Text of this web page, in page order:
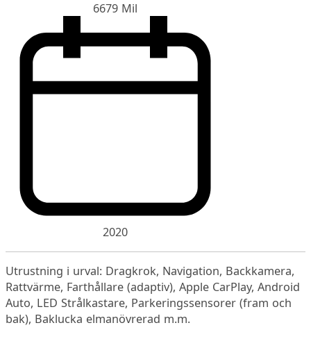
6679 Mil
2020
Utrustning i urval: Dragkrok, Navigation, Backkamera,
Rattvärme, Farthållare (adaptiv), Apple CarPlay, Android
Auto, LED Strålkastare, Parkeringssensorer (fram och
bak), Baklucka elmanövrerad m.m.